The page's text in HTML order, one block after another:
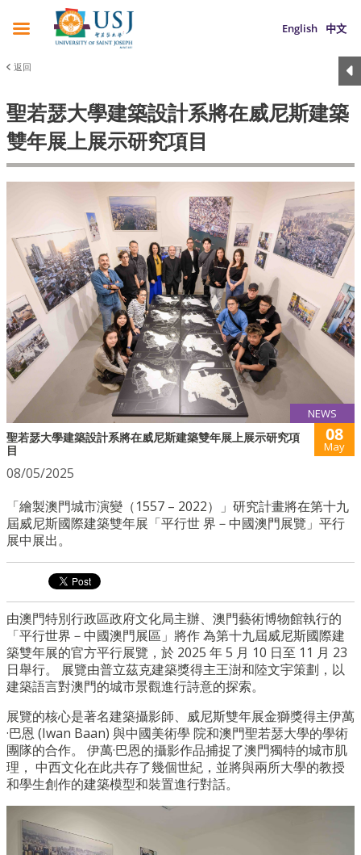
English 中文
返回
聖若瑟大學建築設計系將在威尼斯建築
雙年展上展示研究項目
NEWS
聖若瑟大學建築設計系將在威尼斯建築雙年展上展示研究項
目
08
May
08/05/2025
「繪製澳門城市演變（1557 – 2022）」研究計畫將在第十九
屆威尼斯國際建築雙年展「平行世 界－中國澳門展覽」平行
展中展出。
由澳門特別行政區政府文化局主辦、澳門藝術博物館執行的
「平行世界－中國澳門展區」將作 為第十九屆威尼斯國際建
築雙年展的官方平行展覽，於 2025 年5 月 10 日至 11 月 23
日舉行。 展覽由普立茲克建築獎得主王澍和陸文宇策劃，以
建築語言對澳門的城市景觀進行詩意的探索。
展覽的核心是著名建築攝影師、威尼斯雙年展金獅獎得主伊萬
·巴恩 (Iwan Baan) 與中國美術學 院和澳門聖若瑟大學的學術
團隊的合作。 伊萬·巴恩的攝影作品捕捉了澳門獨特的城市肌
理， 中西文化在此共存了幾個世紀，並將與兩所大學的教授
和學生創作的建築模型和裝置進行對話。